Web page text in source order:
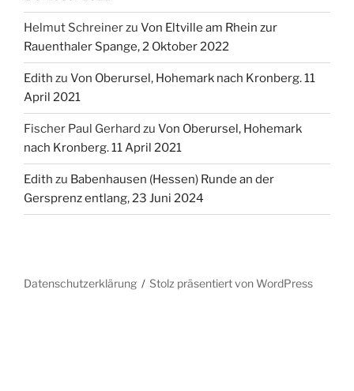
Helmut Schreinerzu Von Eltville am Rhein zur
Rauenthaler Spange, 2 Oktober 2022
Edith zu Von Oberursel, Hohemark nach Kronberg. 11
April 2021
Fischer Paul Gerhard zu Von Oberursel, Hohemark
nach Kronberg. 11 April 2021
Edith zu Babenhausen (Hessen) Runde an der
Gersprenz entlang, 23 Juni 2024
Datenschutzerklärung Stolz präsentiert von WordPress